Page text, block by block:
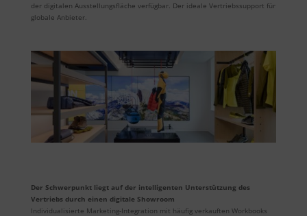
der digitalen Ausstellungsfläche verfügbar. Der ideale Vertriebssupport für
globale Anbieter.
Der Schwerpunkt liegt auf der intelligenten Unterstützung des
Vertriebs durch einen digitale Showroom
Individualisierte Marketing-Integration mit häufig verkauften Workbooks